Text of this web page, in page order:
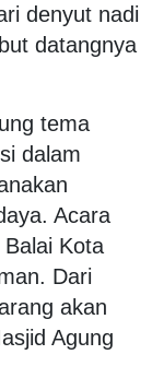
denyut nadi
datangnya
tema
dalam
Acara
Kota
Dari
akan
Agung